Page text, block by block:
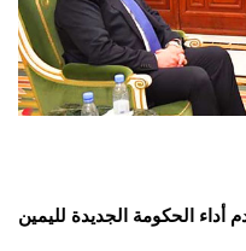
الحكومة الجديدة لليمين